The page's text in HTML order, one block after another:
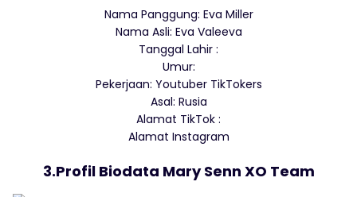
Nama Panggung: Eva Miller
Nama Asli: Eva Valeeva
Tanggal Lahir :
Umur:
Pekerjaan: Youtuber TikTokers
Asal: Rusia
Alamat TikTok :
Alamat Instagram
3.Profil Biodata Mary Senn XO Team